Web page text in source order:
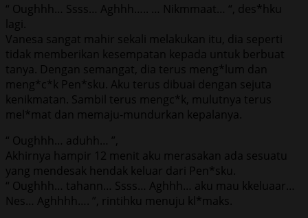
“ Oughhh… Ssss… Aghhh….. … Nikmmaat… “, des*hku
lagi.
Vanesa sangat mahir sekali melakukan itu, dia seperti
tidak memberikan kesempatan kepada untuk berbuat
tanya. Dengan semangat, dia terus meng*lum dan
meng*c*k Pen*sku. Aku terus dibuai dengan sejuta
kenikmatan. Sambil terus mengc*k, mulutnya terus
mel*mat dan memaju-mundurkan kepalanya.
“ Oughhh… aduhh… ”,
Akhirnya hampir 12 menit aku merasakan ada sesuatu
yang mendesak hendak keluar dari Pen*sku.
“ Oughhh… tahann… Ssss… Aghhh… aku mau kkeluaar…
Nes… Aghhhh…. ”, rintihku menuju kl*maks.